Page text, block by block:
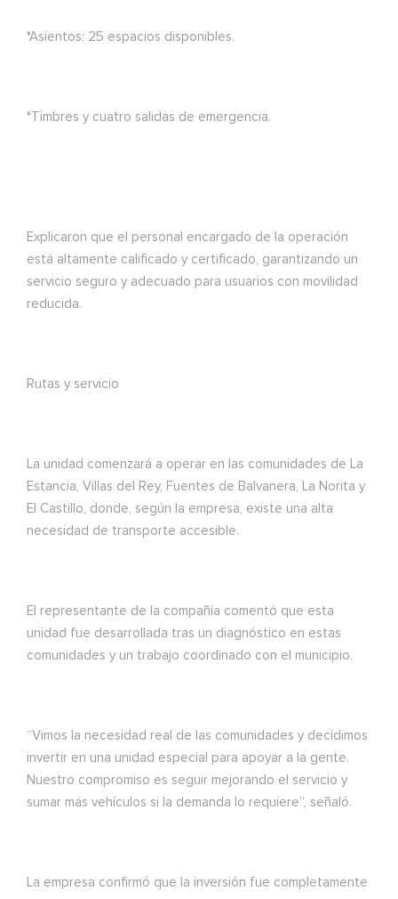
*Asientos: 25 espacios disponibles.
*Timbres y cuatro salidas de emergencia.
Explicaron que el personal encargado de la operación
está altamente calificado y certificado, garantizando un
servicio seguro y adecuado para usuarios con movilidad
reducida.
Rutas y servicio
La unidad comenzará a operar en las comunidades de La
Estancia, Villas del Rey, Fuentes de Balvanera, La Norita y
El Castillo, donde, según la empresa, existe una alta
necesidad de transporte accesible.
El representante de la compañía comentó que esta
unidad fue desarrollada tras un diagnóstico en estas
comunidades y un trabajo coordinado con el municipio.
“Vimos la necesidad real de las comunidades y decidimos
invertir en una unidad especial para apoyar a la gente.
Nuestro compromiso es seguir mejorando el servicio y
sumar más vehículos si la demanda lo requiere”, señaló.
La empresa confirmó que la inversión fue completamente